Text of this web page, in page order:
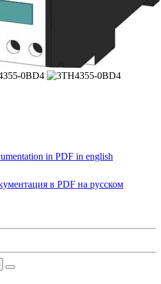
in PDF in english
в PDF на русском